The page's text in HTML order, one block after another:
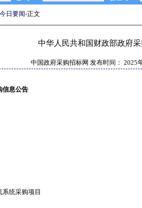
今日要闻-正文
中华人民共和国财政部政府
中国政府采购招标网 发布时间： 2025
信息公告
统采购项目